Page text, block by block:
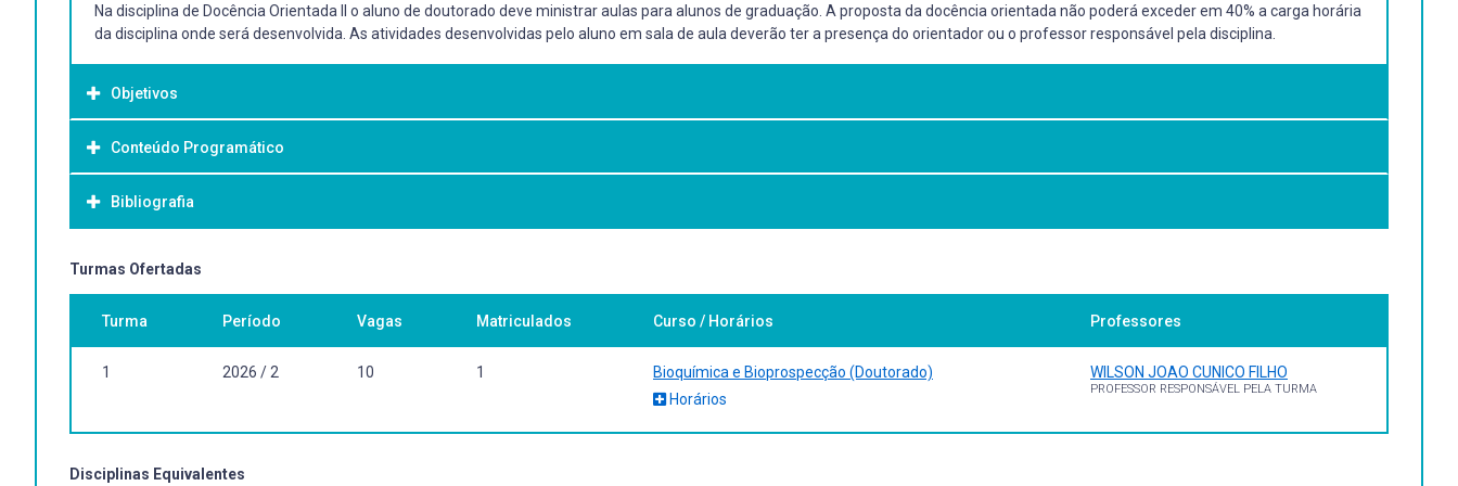
Na disciplina de Docência Orientada II o aluno de doutorado deve ministrar aulas para alunos de graduação. A proposta da docência orientada não poderá exceder em 40% a carga horária
da disciplina onde será desenvolvida. As atividades desenvolvidas pelo aluno em sala de aula deverão ter a presença do orientador ou o professor responsável pela disciplina.
Objetivos
Objetivo Geral:
-
Conteúdo Programático
Bibliografia
Bibliografia Básica:
Bibliografia atual referente ao assunto a ser ministrado em aula.
Turmas Ofertadas
Turma Período Vagas Matriculados Curso / Horários Professores
1 2026 / 2 10 1
Bioquímica e Bioprospecção (Doutorado)
Horários
WILSON JOAO CUNICO FILHO
PROFESSOR RESPONSÁVEL PELA TURMA
Disciplinas Equivalentes